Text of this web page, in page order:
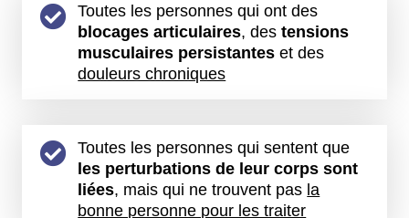
Toutes les personnes qui ont des
blocages articulaires, destensions
musculaires persistantes et des
douleurs chroniques
Toutes les personnes qui sentent que
les perturbations de leur corps sont
liées, mais qui ne trouvent pas la
bonne personne pour les traiter